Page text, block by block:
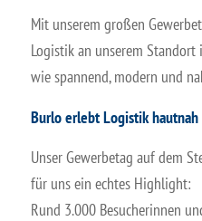
Mit unserem großen
Logistik an unserem
wie spannend, modern und
Burlo erlebt Logistik hautnah
Unser Gewerbetag auf dem
für uns ein echtes Highlight:
Rund 3.000 Besucherinnen